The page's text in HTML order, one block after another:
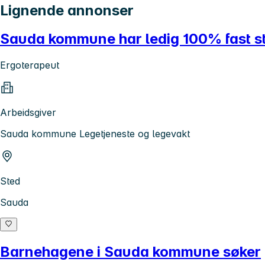
Lignende annonser
Sauda kommune har ledig 100% fast
Ergoterapeut
Arbeidsgiver
Sauda kommune Legetjeneste og legevakt
Sted
Sauda
Barnehagene i Sauda kommune søker